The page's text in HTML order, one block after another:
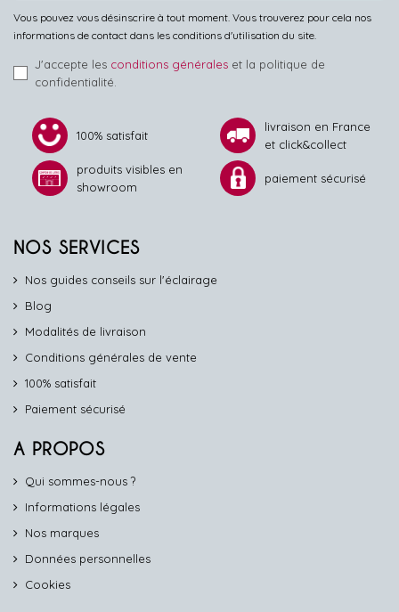
Vous pouvez vous désinscrire à tout moment. Vous trouverez pour cela nos
informations de contact dans les conditions d'utilisation du site.
J'accepte les conditions générales et la politique de
confidentialité.
100% satisfait
livraison en France
et click&collect
produits visibles en
showroom
paiement sécurisé
NOS SERVICES
Nos guides conseils sur l'éclairage
Blog
Modalités de livraison
Conditions générales de vente
100% satisfait
Paiement sécurisé
A PROPOS
Qui sommes-nous ?
Informations légales
Nos marques
Données personnelles
Cookies